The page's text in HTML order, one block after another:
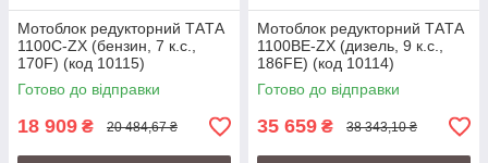
Мотоблок редукторний TАTА
1100C-ZX (бензин, 7 к.с.,
170F) (код 10115)
Готово до відправки
18 909 ₴ 20 484,67 ₴
Мотоблок редукторний TАTА
1100BE-ZX (дизель, 9 к.с.,
186FЕ) (код 10114)
Готово до відправки
35 659 ₴ 38 343,10 ₴